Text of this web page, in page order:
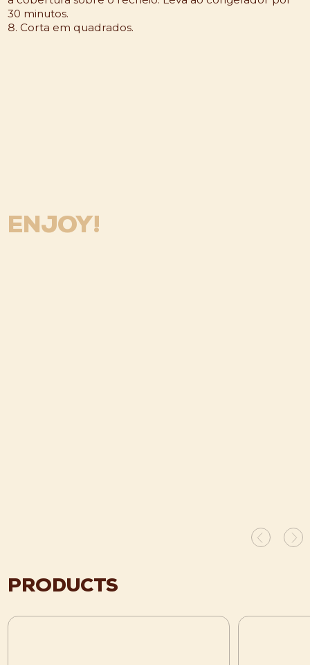
30 minutos.
Corta em quadrados.
ENJOY!
PRODUCTS